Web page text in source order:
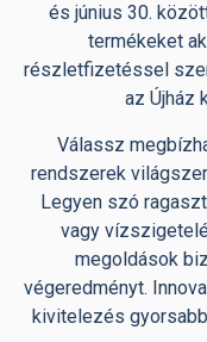
és június 30.
termékeket
részletfizetéssel
az Újház
Válassz
rendszerek
Legyen szó
vagy
megoldások
végeredményt.
kivitelezés